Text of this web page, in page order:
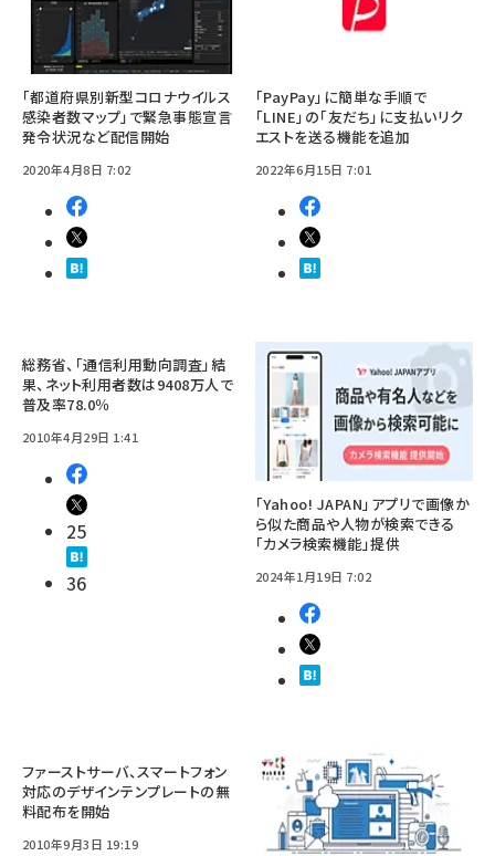
「都道府県別新型コロナウイルス
感染者数マップ」で緊急事態宣言
発令状況など配信開始
2020年4月8日 7:02
「PayPay」に簡単な手順で
「LINE」の「友だち」に支払いリク
エストを送る機能を追加
2022年6月15日 7:01
総務省、「通信利用動向調査」結
果、ネット利用者数は9408万人で
普及率78.0％
2010年4月29日 1:41
25
36
「Yahoo! JAPAN」アプリで画像か
ら似た商品や人物が検索できる
「カメラ検索機能」提供
2024年1月19日 7:02
ファーストサーバ、スマートフォン
対応のデザインテンプレートの無
料配布を開始
2010年9月3日 19:19